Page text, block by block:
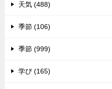
天気 (488)
季節 (106)
季節 (999)
学び (165)